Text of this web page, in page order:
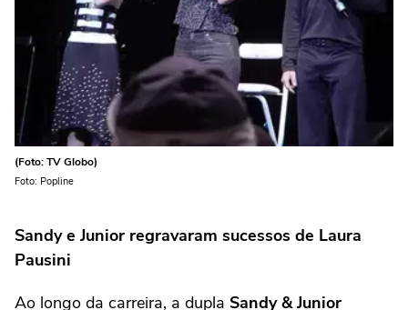
(Foto: TV Globo)
Foto: Popline
Sandy e Junior regravaram sucessos de Laura
Pausini
Ao longo da carreira, a dupla Sandy & Junior